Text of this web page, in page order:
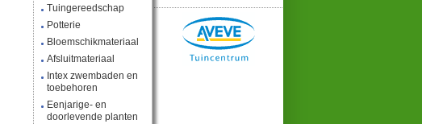
Tuingereedschap
Potterie
Bloemschikmateriaal
Afsluitmateriaal
Intex zwembaden en
toebehoren
Eenjarige- en
doorlevende planten